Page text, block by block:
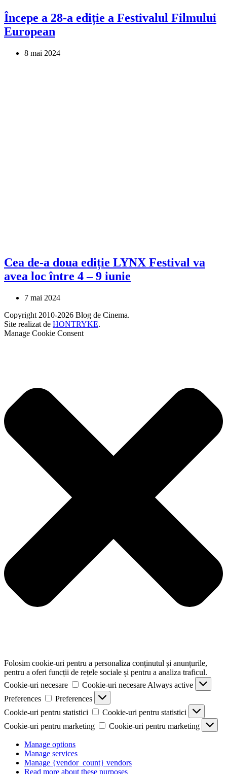
Începe a 28-a ediție a Festivalul Filmului
European
8 mai 2024
Cea de-a doua ediție LYNX Festival va
avea loc între 4 – 9 iunie
7 mai 2024
Copyright 2010-2026 Blog de Cinema.
Site realizat de HONTRYKE.
Manage Cookie Consent
Folosim cookie-uri pentru a personaliza conținutul și anunțurile,
pentru a oferi funcții de rețele sociale și pentru a analiza traficul.
Cookie-uri necesare
Cookie-uri necesare Always active
Preferences
Preferences
Cookie-uri pentru statistici
Cookie-uri pentru statistici
Cookie-uri pentru marketing
Cookie-uri pentru marketing
Manage options
Manage services
Manage {vendor_count} vendors
Read more about these purposes